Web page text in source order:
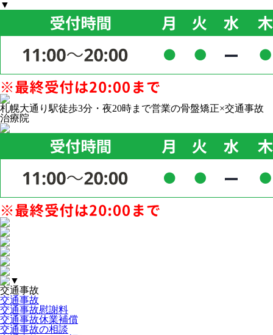
▼
札幌大通り駅徒歩3分・夜20時まで営業の骨盤矯正×交通事故
治療院
▼
交通事故
交通事故
交通事故慰謝料
交通事故休業補償
交通事故の相談